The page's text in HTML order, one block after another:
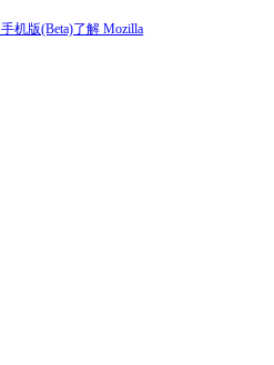
手机版(Beta)了解 Mozilla